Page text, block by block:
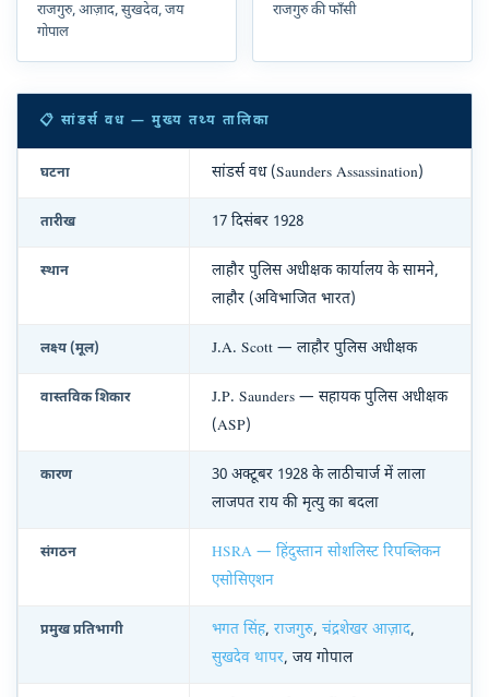
राजगुरु, आज़ाद, सुखदेव, जय
गोपाल
राजगुरु की फाँसी
📋 सांडर्स वध — मुख्य तथ्य तालिका
घटना सांडर्स वध (Saunders Assassination)
तारीख 17 दिसंबर 1928
स्थान
लाहौर पुलिस अधीक्षक कार्यालय के सामने,
लाहौर (अविभाजित भारत)
लक्ष्य (मूल) J.A. Scott — लाहौर पुलिस अधीक्षक
वास्तविक शिकार
J.P. Saunders — सहायक पुलिस अधीक्षक
(ASP)
कारण
30 अक्टूबर 1928 के लाठीचार्ज में लाला
लाजपत राय की मृत्यु का बदला
संगठन
HSRA — हिंदुस्तान सोशलिस्ट रिपब्लिकन
एसोसिएशन
प्रमुख प्रतिभागी भगत सिंह, राजगुरु, चंद्रशेखर आज़ाद,
सुखदेव थापर, जय गोपाल